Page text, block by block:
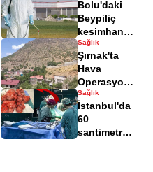
süresi artış
gösterdi
Bolu'daki
Beypiliç
kesimhane
ilaçlama
sırasında 34
işçi
zehirlendi
Sağlık
Şırnak'ta
Hava
Operasyonu
ile Baygın
Kadın
Kurtarıldı
Sağlık
İstanbul'da
60
santimetre